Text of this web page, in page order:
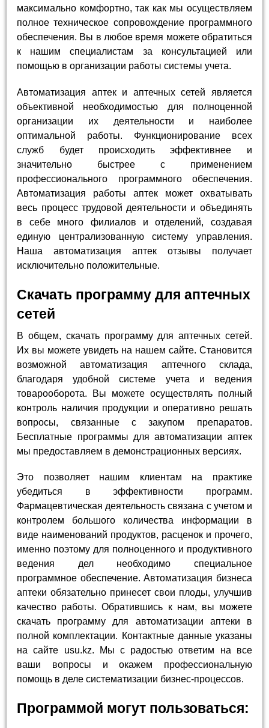
максимально комфортно, так как мы осуществляем
полное техническое сопровождение программного
обеспечения. Вы в любое время можете обратиться
к нашим специалистам за консультацией или
помощью в организации работы системы учета.
Автоматизация аптек и аптечных сетей является
объективной необходимостью для полноценной
организации их деятельности и наиболее
оптимальной работы. Функционирование всех
служб будет происходить эффективнее и
значительно быстрее с применением
профессионального программного обеспечения.
Автоматизация работы аптек может охватывать
весь процесс трудовой деятельности и объединять
в себе много филиалов и отделений, создавая
единую централизованную систему управления.
Наша автоматизация аптек отзывы получает
исключительно положительные.
Скачать программу для аптечных
сетей
В общем, скачать программу для аптечных сетей.
Их вы можете увидеть на нашем сайте. Становится
возможной автоматизация аптечного склада,
благодаря удобной системе учета и ведения
товарооборота. Вы можете осуществлять полный
контроль наличия продукции и оперативно решать
вопросы, связанные с закупом препаратов.
Бесплатные программы для автоматизации аптек
мы предоставляем в демонстрационных версиях.
Это позволяет нашим клиентам на практике
убедиться в эффективности программ.
Фармацевтическая деятельность связана с учетом и
контролем большого количества информации в
виде наименований продуктов, расценок и прочего,
именно поэтому для полноценного и продуктивного
ведения дел необходимо специальное
программное обеспечение. Автоматизация бизнеса
аптеки обязательно принесет свои плоды, улучшив
качество работы. Обратившись к нам, вы можете
скачать программу для автоматизации аптеки в
полной комплектации. Контактные данные указаны
на сайте usu.kz. Мы с радостью ответим на все
ваши вопросы и окажем профессиональную
помощь в деле систематизации бизнес-процессов.
Программой могут пользоваться: